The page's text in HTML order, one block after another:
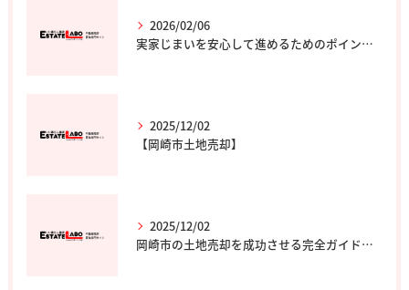
2026/02/06
実家じまいを安心して進めるためのポイントと専門家の選び方
2025/12/02
【岡崎市土地売却】
2025/12/02
岡崎市の土地売却を成功させる完全ガイド｜エステート・ラボ